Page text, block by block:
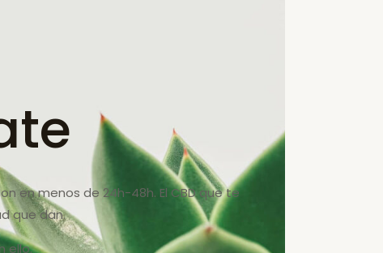
en menos de 24h-48h. El CBD que te
que dan.
ello.